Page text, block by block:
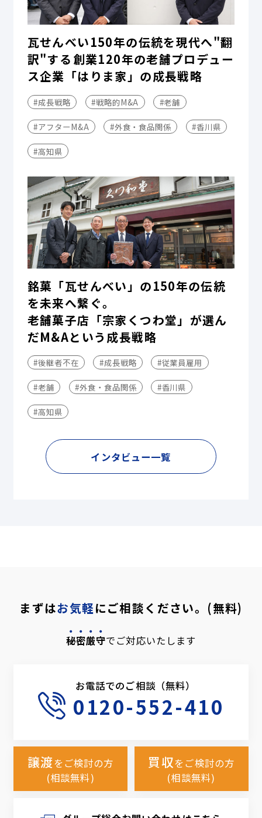
瓦せんべい150年の伝統を現代へ"翻
訳"する――創業120年の老舗プロデュー
ス企業「はりま家」の成長戦略
#成長戦略 #戦略的M&A #老舗
#アフターM&A #外食・食品関係 #香川県
#高知県
銘菓「瓦せんべい」の150年の伝統
を未来へ繋ぐ。
老舗菓子店「宗家くつわ堂」が選ん
だM&Aという成長戦略
#後継者不在 #成長戦略 #従業員雇用
#老舗 #外食・食品関係 #香川県
#高知県
インタビュー一覧
まずはお気軽にご相談ください。(無料)
秘密厳守でご対応いたします
お電話でのご相談（無料）
0120-552-410
譲渡をご検討の方
(相談無料)
買収をご検討の方
(相談無料)